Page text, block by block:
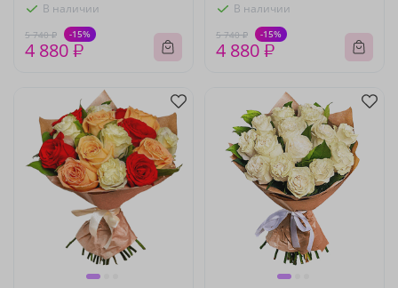
В наличии
5 740 ₽ -15%
4 880 ₽
В наличии
5 740 ₽ -15%
4 880 ₽